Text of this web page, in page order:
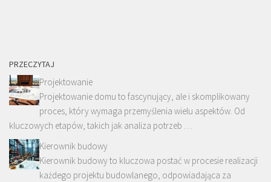
PRZECZYTAJ
Projektowanie
Projektowanie domu to fascynujący, ale i skomplikowany
proces, który wymaga przemyślenia wielu aspektów. Od
kluczowych etapów, takich jak analiza potrzeb …
Kierownik budowy
Kierownik budowy to kluczowa postać w procesie realizacji
każdego projektu budowlanego, odpowiadająca za